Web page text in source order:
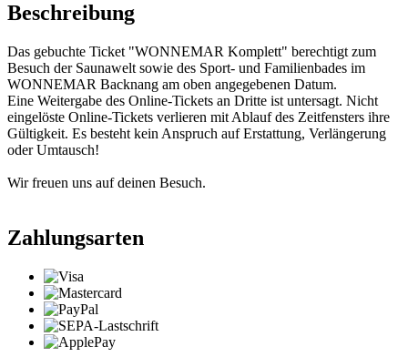
Beschreibung
Das gebuchte Ticket "WONNEMAR Komplett" berechtigt zum
Besuch der Saunawelt sowie des Sport- und Familienbades im
WONNEMAR Backnang am oben angegebenen Datum.
Eine Weitergabe des Online-Tickets an Dritte ist untersagt. Nicht
eingelöste Online-Tickets verlieren mit Ablauf des Zeitfensters ihre
Gültigkeit. Es besteht kein Anspruch auf Erstattung, Verlängerung
oder Umtausch!
Wir freuen uns auf deinen Besuch.
Zahlungsarten